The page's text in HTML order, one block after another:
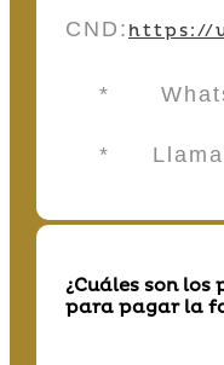
CND: https://
*
*
¿Cuáles son
para pagar la